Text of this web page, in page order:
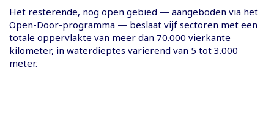
Het resterende, nog open gebied — aangeboden via het
Open-Door-programma — beslaat vijf sectoren met een
totale oppervlakte van meer dan 70.000 vierkante
kilometer, in waterdieptes variërend van 5 tot 3.000
meter.